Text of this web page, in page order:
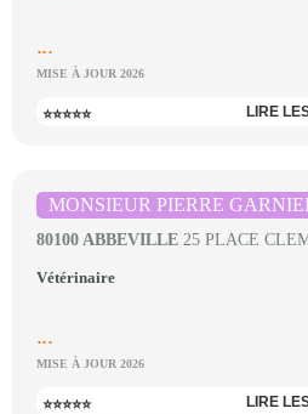
...
MISE À JOUR 2026
⭐⭐⭐⭐⭐ LIRE
MONSIEUR PIERRE
80100 ABBEVILLE 25 PLACE
Vétérinaire
...
MISE À JOUR 2026
⭐⭐⭐⭐⭐ LIRE